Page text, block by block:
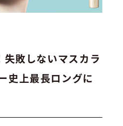
敗しないマスカラ
史上最長ロングに